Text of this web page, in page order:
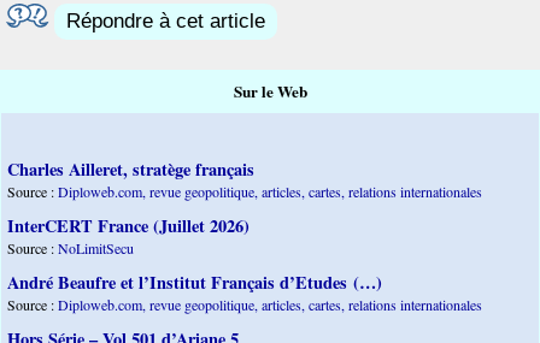
Répondre à cet article
Sur le Web
Charles Ailleret, stratège français
Source :Diploweb.com, revue geopolitique, articles, cartes, relations internationales
InterCERT France (Juillet 2026)
Source :NoLimitSecu
André Beaufre et l’Institut Français d’Etudes (…)
Source :Diploweb.com, revue geopolitique, articles, cartes, relations internationales